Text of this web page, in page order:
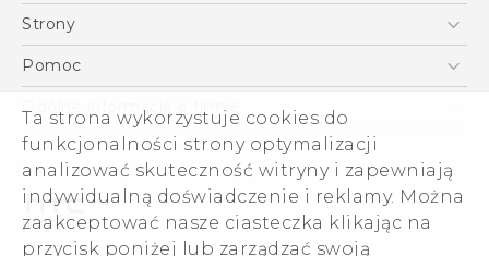
Ta strona wykorzystuje cookies do
funkcjonalności strony optymalizacji
analizować skuteczność witryny i zapewniają
indywidualną doświadczenie i reklamy. Można
zaakceptować nasze ciasteczka klikając na
przycisk poniżej lub zarządzać swoją
Polish - Wytyczne dotyczące bezpieczeństwa i
English - User manual
English - Safety and regulatory guide
Smartfony
VIVE
Akcesoria
Strony
HTC Vive
Pomoc
Pomoc E-commerce
Ogólne informacje o firmie
ESG
Informacje o firmie
Dla inwestorów (angielski)
Cookie Preferences